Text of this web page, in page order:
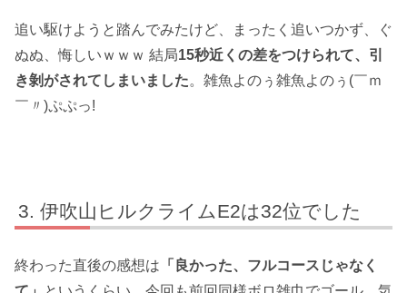
追い駆けようと踏んでみたけど、まったく追いつかず、ぐ
ぬぬ、悔しいｗｗｗ 結局15秒近くの差をつけられて、引
き剝がされてしまいました。雑魚よのぅ雑魚よのぅ(￣ｍ
￣〃)ぷぷっ!
伊吹山ヒルクライムE2は32位でした
終わった直後の感想は 「良かった、フルコースじゃなく